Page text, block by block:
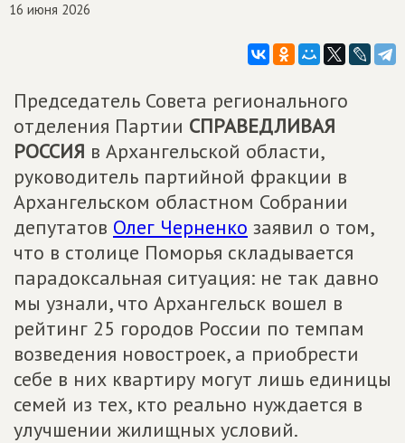
16 июня 2026
Председатель Совета регионального
отделения Партии СПРАВЕДЛИВАЯ
РОССИЯ в Архангельской области,
руководитель партийной фракции в
Архангельском областном Собрании
депутатов Олег Черненко заявил о том,
что в столице Поморья складывается
парадоксальная ситуация: не так давно
мы узнали, что Архангельск вошел в
рейтинг 25 городов России по темпам
возведения новостроек, а приобрести
себе в них квартиру могут лишь единицы
семей из тех, кто реально нуждается в
улучшении жилищных условий.